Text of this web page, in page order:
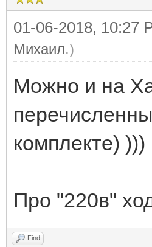
01-06-2018, 10:27
Михаил.)
Можно и на
комплекте) )))
Про "220в"
Find